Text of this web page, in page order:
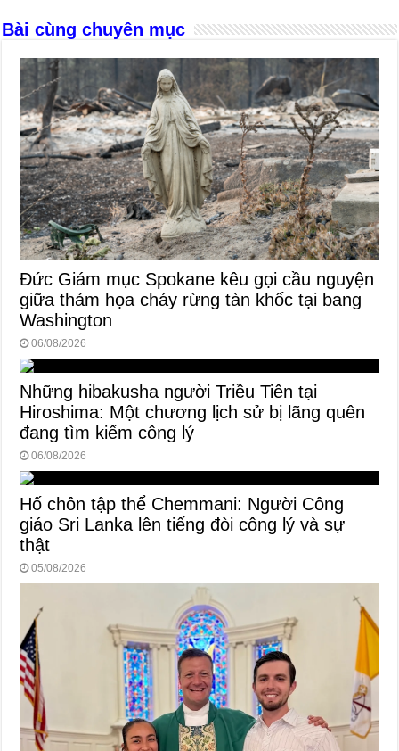
k
Bài cùng chuyên mục
Đức Giám mục Spokane kêu gọi cầu nguyện
giữa thảm họa cháy rừng tàn khốc tại bang
Washington
06/08/2026
Những hibakusha người Triều Tiên tại
Hiroshima: Một chương lịch sử bị lãng quên
đang tìm kiếm công lý
06/08/2026
Hố chôn tập thể Chemmani: Người Công
giáo Sri Lanka lên tiếng đòi công lý và sự
thật
05/08/2026